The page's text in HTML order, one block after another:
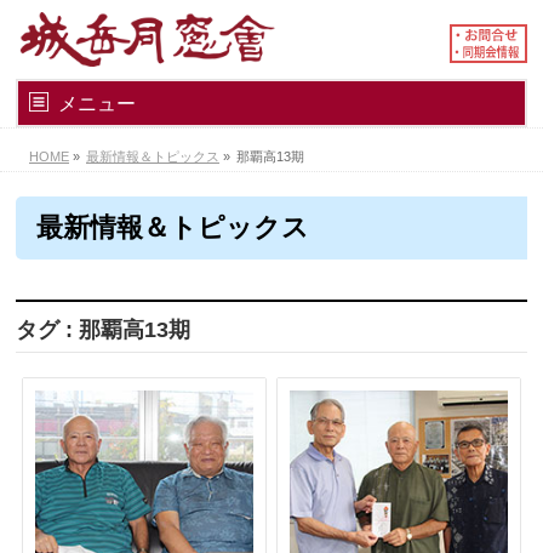
メニュー
HOME » 最新情報＆トピックス » 那覇高13期
最新情報＆トピックス
タグ : 那覇高13期